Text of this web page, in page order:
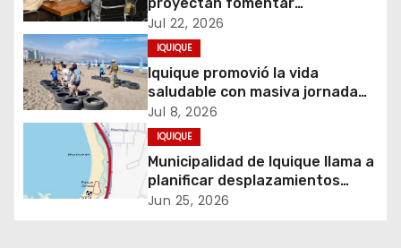
n
d
e
n
intercambio turístico que
impulse conexión aérea directa
Jul 22, 2026
IQUIQUE
Iquique promovió la vida
saludable con masiva jornada
de CrossFit familiar organizada
por SENDA Previene Iquique
Jul 8, 2026
IQUIQUE
Municipalidad de Iquique llama a
planificar desplazamientos
durante Iquique 5150 Triathlon
Jun 25, 2026